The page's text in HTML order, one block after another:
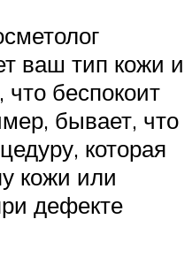
ваш тип кожи и
беспокоит
бывает, что
которая
кожи или
дефекте